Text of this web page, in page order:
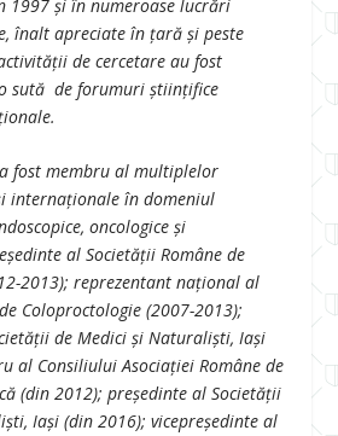
1997 şi în numeroase lucrări
înalt apreciate în țară și peste
de cercetare au fost
sută de forumuri ştiinţifice
fost membru al multiplelor
internaționale în domeniul
oncologice și
al Societății Române de
2013); reprezentant naţional al
Coloproctologie (2007-2013);
de Medici și Naturaliști, Iași
al Consiliului Asociației Române de
(din 2012); președinte al Societății
Iași (din 2016); vicepreședinte al